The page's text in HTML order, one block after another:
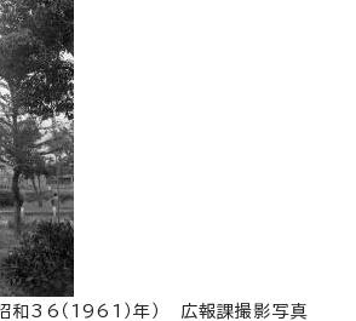
和36（1961）年） 広報課撮影写真